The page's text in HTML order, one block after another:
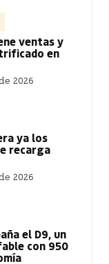
ventas y
en
2026
ya los
recarga
2026
el D9, un
con 950